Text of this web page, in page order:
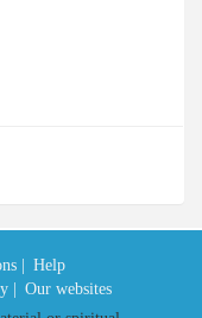
|
Help
|
Our websites